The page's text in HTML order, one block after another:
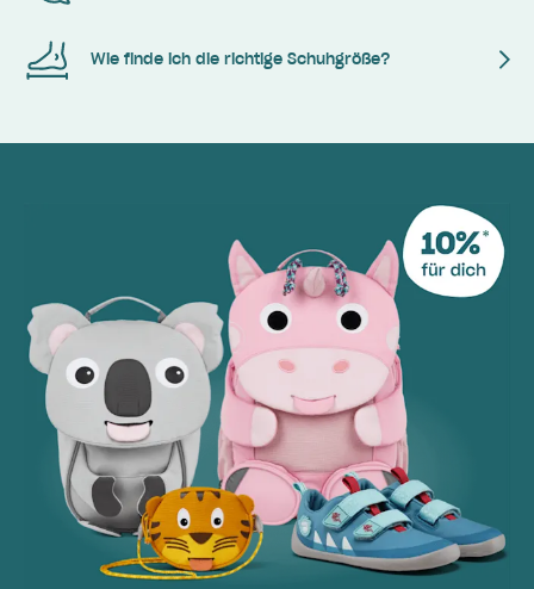
Wie finde ich die richtige Schuhgröße?